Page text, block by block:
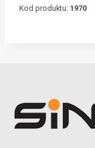
Kod produktu: 1970